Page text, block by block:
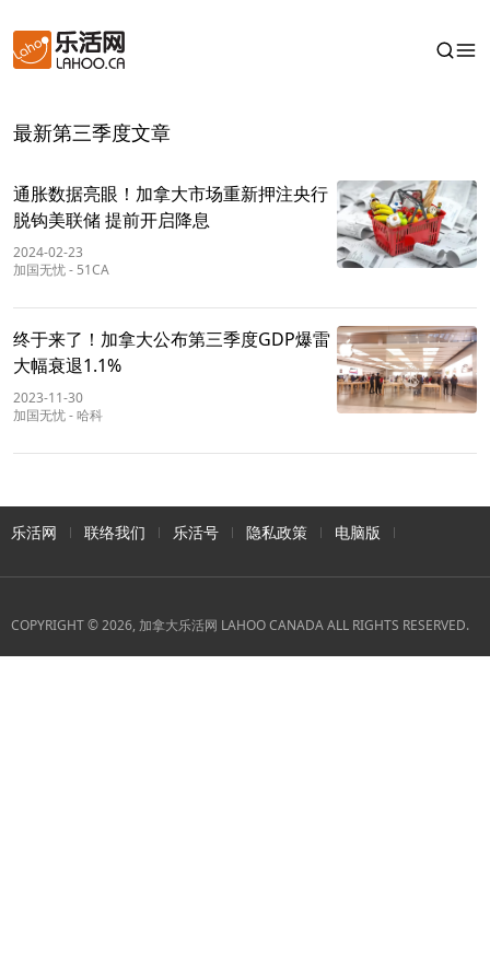
最新第三季度文章
通胀数据亮眼！加拿大市场重新押注央行
脱钩美联储 提前开启降息
2024-02-23
加国无忧- 51CA
终于来了！加拿大公布第三季度GDP爆雷
大幅衰退1.1%
2023-11-30
加国无忧-哈科
乐活网 联络我们 乐活号 隐私政策 电脑版
COPYRIGHT © 2026, 加拿大乐活网 LAHOO CANADA ALL RIGHTS RESERVED.